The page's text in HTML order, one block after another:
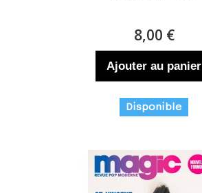
8,00 €
Ajouter au panier
Disponible